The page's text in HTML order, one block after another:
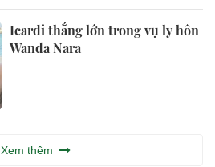
Icardi thắng lớn trong vụ ly hôn
Wanda Nara
Xem thêm